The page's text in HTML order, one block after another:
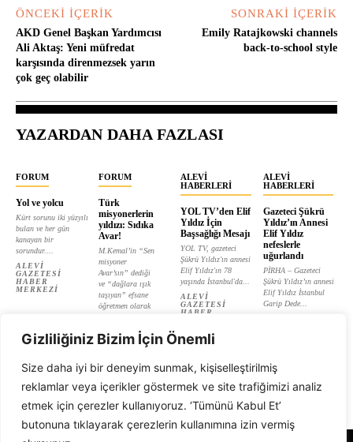
Gizliliğiniz Bizim İçin Önemli
Size daha iyi bir deneyim sunmak, kişiselleştirilmiş
reklamlar veya içerikler göstermek ve site trafiğimizi analiz
etmek için çerezler kullanıyoruz. ‘Tümünü Kabul Et’
butonuna tıklayarak çerezlerin kullanımına izin vermiş
ÖNCEKI İÇERIK
AKD Genel Başkan Yardımcısı
Ali Aktaş: Yeni müfredat
karşısında direnmezsek yarın
çok geç olabilir
SONRAKI İÇERIK
Emily Ratajkowski channels
back-to-school style
YAZARDAN DAHA FAZLASI
FORUM
Yol ve yolcu
Kürt sorunu iki yüzyılı
bulan ve her gün
kanayan bir
sorundur....
ALEVI
GAZETESI
HABER
MERKEZI
FORUM
Türk
misyonerlerin
yıldızı: Sıdıka
Avar!
M.Kemal’in “Sen
misyoner
Avar’sın” dediği
ve “dağlara ışık
taşıyan” efsane
öğretmen olarak
ALEVI
GAZETESI
ALEVI
HABERLERI
YOL TV’den Elif
Yıldız İçin
Başsağlığı Mesajı
YOL TV, gazeteci
Şükrü Yıldız'ın annesi
Elif Yıldız'ın 78
yaşında İstanbul'da...
ALEVI
GAZETESI
HABER
ALEVI
HABERLERI
Gazeteci Şükrü
Yıldız’ın Annesi
Elif Yıldız
nefeslerle
uğurlandı
PİRHA – Gazeteci
Şükrü Yıldız’ın annesi
Elif Yıldız İstanbul
Garip Dede...